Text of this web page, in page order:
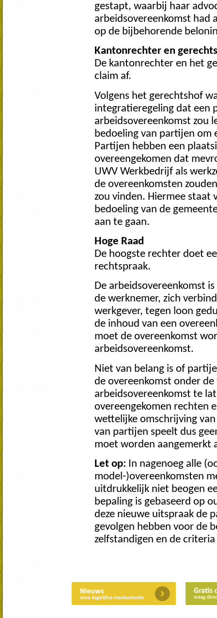
gestapt, waarbij haar
arbeidsovereenkomst had
op de bijbehorende
Kantonrechter en
De kantonrechter en het
claim af.
Volgens het gerechtshof
integratieregeling dat een
arbeidsovereenkomst zou
bedoeling van partijen om
Partijen hebben een
overeengekomen dat
UWV Werkbedrijf als
de overeenkomsten
zou vinden. Hiermee staat
bedoeling van de
aan te gaan.
Hoge Raad
De hoogste rechter doet
rechtspraak.
De arbeidsovereenkomst
de werknemer, zich
werkgever, tegen loon
de inhoud van een
moet de overeenkomst
arbeidsovereenkomst.
Niet van belang is of
de overeenkomst onder
arbeidsovereenkomst te
overeengekomen rechten
wettelijke omschrijving
van partijen speelt dus
moet worden aangemerkt
Let op: In nagenoeg alle
model-)overeenkomsten
uitdrukkelijk niet beogen
bepaling is gebaseerd op
deze nieuwe uitspraak de
gevolgen hebben voor de
zelfstandigen en de